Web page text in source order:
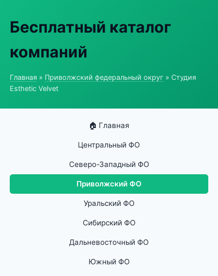
Бесплатный каталог
компаний
Главная » Приволжский федеральный округ » Студия
Esthetic Velvet
🏠 Главная
Центральный ФО
Северо-Западный ФО
Приволжский ФО
Уральский ФО
Сибирский ФО
Дальневосточный ФО
Южный ФО